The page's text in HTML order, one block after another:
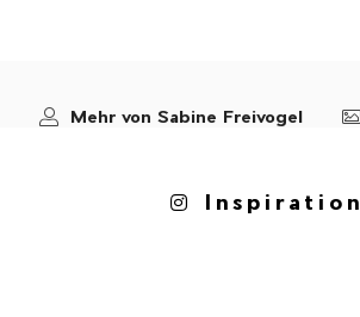
Mehr von Sabine Freivogel
Inspiration